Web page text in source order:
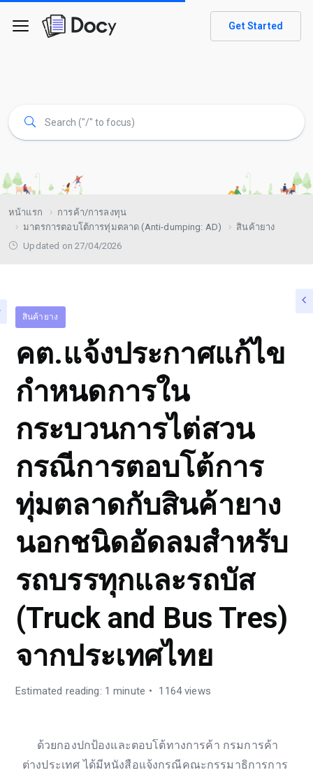
Get Started
หน้าแรก
การค้า/การลงทุน
มาตรการตอบโต้การทุ่มตลาด (Anti-dumping: AD)
สินค้ายาง
Updated on 27/04/2026
สินค้ายาง
คต.แจ้งประกาศแก้ไข
กำหนดการใน
กระบวนการไต่สวน
กรณีการตอบโต้การ
ทุ่มตลาดกับสินค้ายาง
นอกชนิดอัดลมสำหรับ
รถบรรทุกและรถบัส
(Truck and Bus Tres)
จากประเทศไทย
Estimated reading: 1 minute 1164 views
ด้วยกองปกป้องและตอบโต้ทางการค้า กรมการค้า
ต่างประเทศ ได้มีหนังสือแจ้งกรณีคณะกรรมาธิการการ